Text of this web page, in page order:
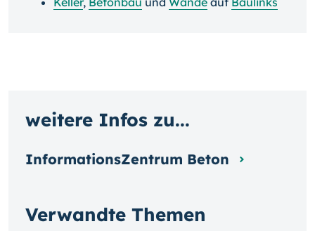
Verwandte Themen
weitere Infos zu...
InformationsZentrum Beton